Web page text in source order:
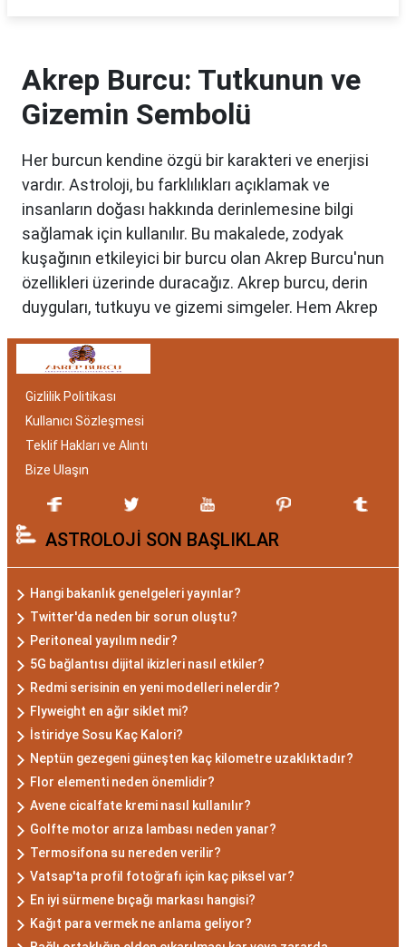
Akrep Burcu: Tutkunun ve
Gizemin Sembolü
Her burcun kendine özgü bir karakteri ve enerjisi
vardır. Astroloji, bu farklılıkları açıklamak ve
insanların doğası hakkında derinlemesine bilgi
sağlamak için kullanılır. Bu makalede, zodyak
kuşağının etkileyici bir burcu olan Akrep Burcu'nun
özellikleri üzerinde duracağız. Akrep burcu, derin
duyguları, tutkuyu ve gizemi simgeler. Hem Akrep
bakımından benzersizdir. Ayrıca, hangi aylar
belirlemede etkilidir.
Akrep Burcu Özellikleri:
Gizemli ve Kararlı
Akrep burcu, astrolojide 23 Ekim ile 21 Kasım
tarihleri arasında doğanları ifade eder. Bu
dönemde doğan bireyler genellikle gizemli ve derin
düşünce yapısına sahiptir. Akrep burcunun temel
özellikleri arasında kararlılık, cesaret ve tutku
bulunur. Akrepler, hedeflerine ulaşmak için
kararlılıkla çalışan bireylerdir. Aynı zamanda,
zekalarını ve keskin gözlem yeteneklerini
kullanarak çözüm odaklıdırlar.
Akrep Burcu Erkeği
Özellikleri: Güçlü ve
Karizmatik
Akrep burcu erkeği, genellikle güçlü bir karaktere
ve derin bir içsel güce sahiptir. Karizmatik ve
etkileyici kişilikleriyle dikkat çekerler. Akrep burcu
erkekleri, duygusal derinlikleri ve tutkulu
Gizlilik Politikası
Kullanıcı Sözleşmesi
Teklif Hakları ve Alıntı
Bize Ulaşın
ASTROLOJİ SON BAŞLIKLAR
Hangi bakanlık genelgeleri yayınlar?
Twitter'da neden bir sorun oluştu?
Peritoneal yayılım nedir?
5G bağlantısı dijital ikizleri nasıl etkiler?
Redmi serisinin en yeni modelleri nelerdir?
Flyweight en ağır siklet mi?
İstiridye Sosu Kaç Kalori?
Neptün gezegeni güneşten kaç kilometre uzaklıktadır?
Flor elementi neden önemlidir?
Avene cicalfate kremi nasıl kullanılır?
Golfte motor arıza lambası neden yanar?
Termosifona su nereden verilir?
Vatsap'ta profil fotoğrafı için kaç piksel var?
En iyi sürmene bıçağı markası hangisi?
Kağıt para vermek ne anlama geliyor?